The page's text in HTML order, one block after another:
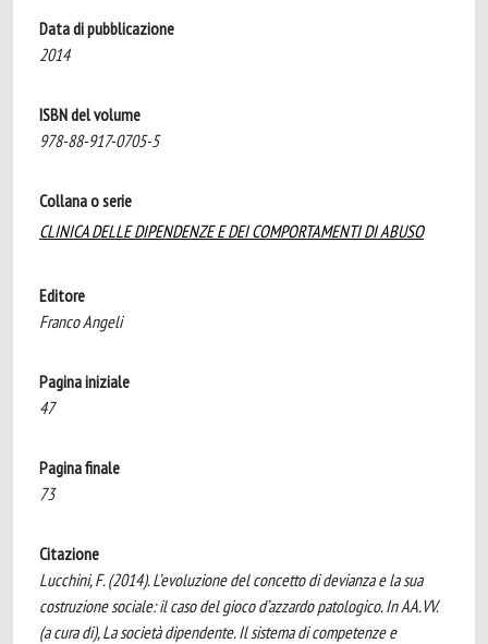
Data di pubblicazione
2014
ISBN del volume
978-88-917-0705-5
Collana o serie
CLINICA DELLE DIPENDENZE E DEI COMPORTAMENTI DI ABUSO
Editore
Franco Angeli
Pagina iniziale
47
Pagina finale
73
Citazione
Lucchini, F. (2014). L’evoluzione del concetto di devianza e la sua
costruzione sociale: il caso del gioco d’azzardo patologico. In AA.VV.
(a cura di), La società dipendente. Il sistema di competenze e